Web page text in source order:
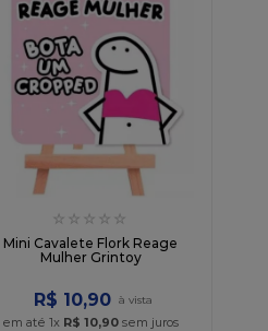
☆ ☆ ☆ ☆ ☆
Mini Cavalete Flork Reage
Mulher Grintoy
R$ 10,90
em até 1x R$ 10,90 sem juros